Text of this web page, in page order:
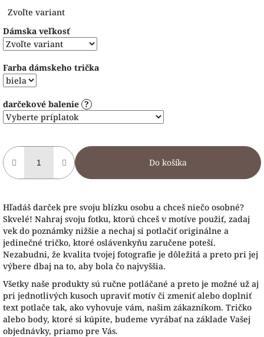
cena:
Zvoľte variant
Dámska veľkosť
Farba dámskeho trička
darčekové balenie ?
Do košíka
Hľadáš darček pre svoju blízku osobu a chceš niečo osobné?
Skvelé! Nahraj svoju fotku, ktorú chceš v motíve použiť, zadaj
vek do poznámky nižšie a nechaj si potlačiť originálne a
jedinečné tričko, ktoré oslávenkyňu zaručene poteší.
Nezabudni, že kvalita tvojej fotografie je dôležitá a preto pri jej
výbere dbaj na to, aby bola čo najvyššia.
Všetky naše produkty sú ručne potláčané a preto je možné už aj
pri jednotlivých kusoch upraviť motív či zmeniť alebo doplniť
text potlače tak, ako vyhovuje vám, našim zákazníkom. Tričko
alebo body, ktoré si kúpite, budeme vyrábať na základe Vašej
objednávky, priamo pre Vás.